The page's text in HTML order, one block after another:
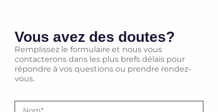
Vous avez des doutes?
Remplissez le formulaire et nous vous
contacterons dans les plus brefs délais pour
répondre à vos questions ou prendre rendez-
vous.